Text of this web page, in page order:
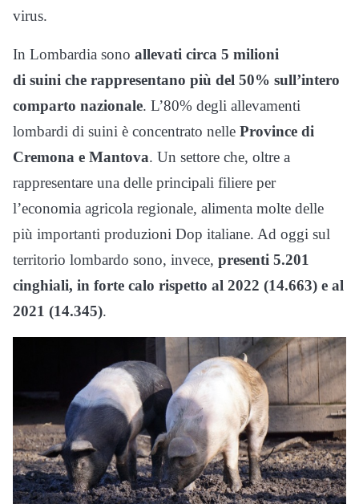
virus.
In Lombardia sono allevati circa 5 milioni
di suini che rappresentano più del 50% sull’intero
comparto nazionale. L’80% degli allevamenti
lombardi di suini è concentrato nelle Province di
Cremona e Mantova. Un settore che, oltre a
rappresentare una delle principali filiere per
l’economia agricola regionale, alimenta molte delle
più importanti produzioni Dop italiane. Ad oggi sul
territorio lombardo sono, invece, presenti 5.201
cinghiali, in forte calo rispetto al 2022 (14.663) e al
2021 (14.345).